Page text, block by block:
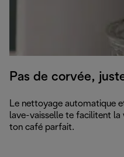
Pas de corvée,
Le nettoyage automatique
lave-vaisselle te facilitent
ton café parfait.